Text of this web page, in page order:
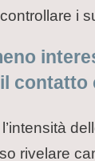
i
contatto
rivelare